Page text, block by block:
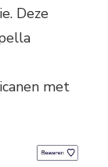
Deze
met